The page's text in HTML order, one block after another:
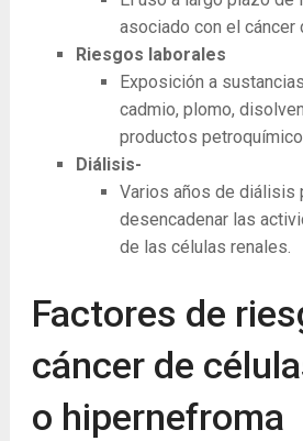
asociado con el cáncer
Riesgos laborales
Exposición a
cadmio, plomo,
productos
Diálisis-
Varios años de diálisis
desencadenar las
de las células renales.
Factores de
cáncer de
o hipernefroma